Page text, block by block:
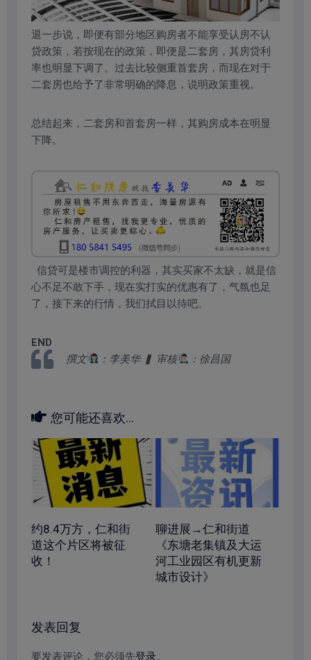
退一步说，即便有部分地区购房者不能享受认房不认
贷政策，若按现在的政策，即便是二套房，其房贷利
率也明显下调了。过去比较侧重首套房，而现在对于
二套房也给予了非常明确的降息，说明政策重视。
总结起来，二套房和首套房一样，其购房成本在明显
下降。
信贷可是楼市调控的利器，其实买家不太缺，就是信
心不足不敢下手，现在实打实的优惠有了，气氛也足
了，接下来的行情，我们拭目以待吧。
END
撰文
：李美华 ▍ 审核 ：徐昌国
您可能还喜欢...
约8.4万方，仁和街
道这个片区将被征
收！
聊进展→仁和街道
《东塘老集镇及大运
河工业园区有机更新
城市设计》
发表回复
要发表评论，您必须先登录。